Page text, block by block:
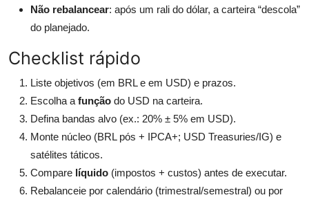
Não rebalancear: após um rali do dólar, a carteira “descola”
do planejado.
Checklist rápido
Liste objetivos (em BRL e em USD) e prazos.
Escolha a função do USD na carteira.
Defina bandas alvo (ex.: 20% ± 5% em USD).
Monte núcleo (BRL pós + IPCA+; USD Treasuries/IG) e
satélites táticos.
Compare líquido (impostos + custos) antes de executar.
Rebalanceie por calendário (trimestral/semestral) ou por